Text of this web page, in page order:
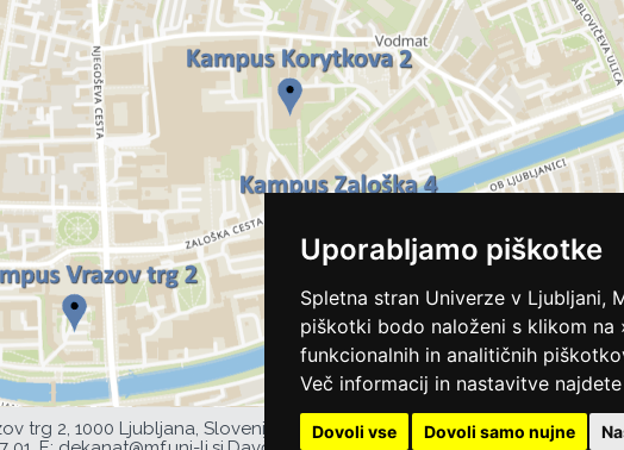
Uporabljamo piškotke
Spletna stran Univerze v Ljubljani,
piškotki bodo naloženi s klikom
funkcionalnih in analitičnih
Več informacij in nastavitve
Dovoli vse Dovoli samo nujne
trg 2, 1000 Ljubljana, Slovenija,